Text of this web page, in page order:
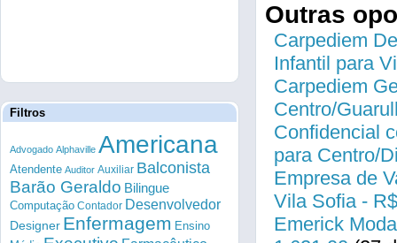
Outras
Carpediem
Infantil para
Carpediem
Centro/
Confidencial
para Centro/
Empresa de
Vila Sofia -
Emerick
Filtros
Advogado Alphaville Americana
Atendente Auditor Auxiliar Balconista
Barão Geraldo Bilingue
Computação Contador Desenvolvedor
Designer Enfermagem Ensino